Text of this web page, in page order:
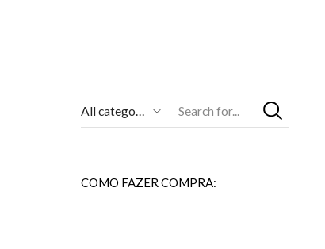
Entrada
COMO FAZER COMPRA: